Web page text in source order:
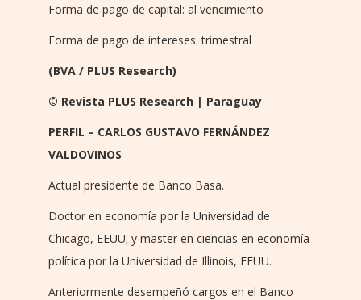
Forma de pago de capital: al vencimiento
Forma de pago de intereses: trimestral
(BVA / PLUS Research)
© Revista PLUS Research | Paraguay
PERFIL – CARLOS GUSTAVO FERNÁNDEZ
VALDOVINOS
Actual presidente de Banco Basa.
Doctor en economía por la Universidad de
Chicago, EEUU; y master en ciencias en economía
política por la Universidad de Illinois, EEUU.
Anteriormente desempeñó cargos en el Banco